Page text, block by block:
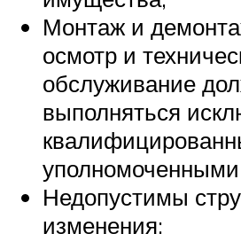
Монтаж и
осмотр и
обслуживание
выполняться
Недопустимы
изменения;